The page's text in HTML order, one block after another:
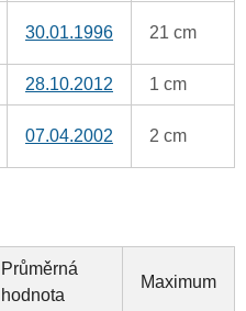
30.01.1996 21 cm
28.10.2012 1 cm
07.04.2002 2 cm
Průměrná
hodnota
Maximum